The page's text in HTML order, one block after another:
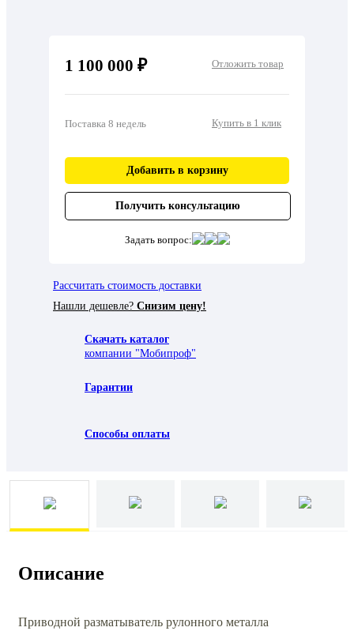
1 100 000 ₽ Отложить товар
Поставка 8 недель Купить в 1 клик
Добавить в корзину
Получить консультацию
Задать вопрос:
Рассчитать стоимость доставки
Нашли дешевле? Снизим цену!
Скачать каталог
компании "Мобипроф"
Гарантии
Способы оплаты
Описание
Приводной разматыватель рулонного металла